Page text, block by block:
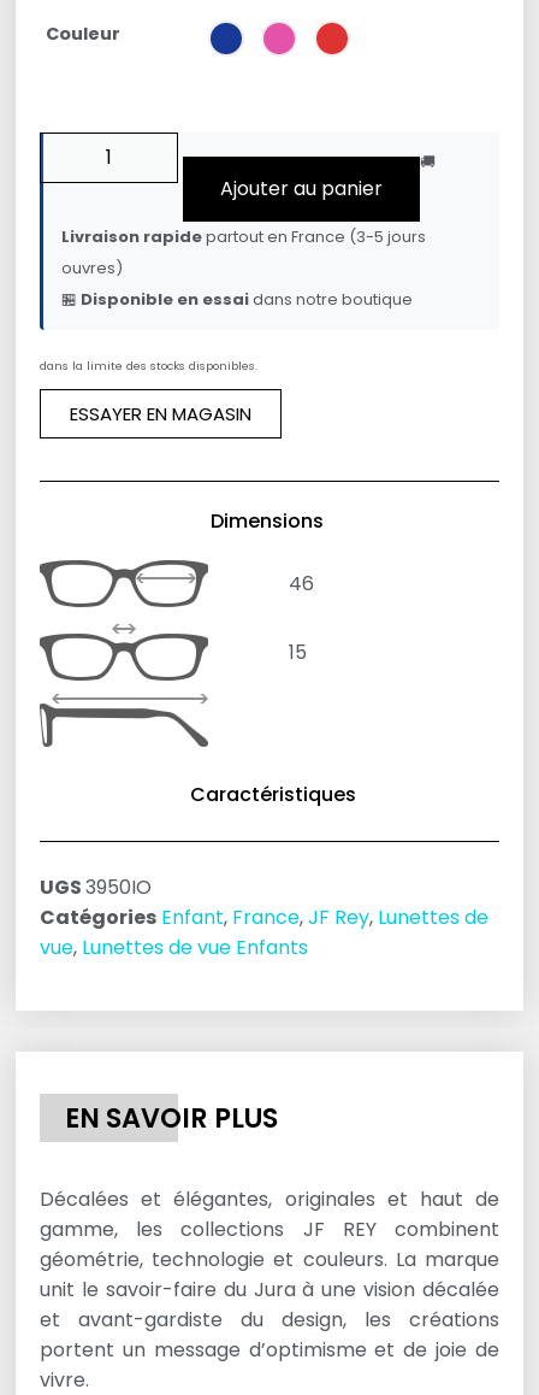
Couleur
Ajouter au panier
🚚
Livraison rapidepartout en France (3-5 jours
ouvres)
🏪 Disponible en essaidans notre boutique
dans la limite des stocks disponibles.
ESSAYER EN MAGASIN
Dimensions
46
15
Caractéristiques
UGS3950IO
Catégories Enfant, France,JF Rey, Lunettes de
vue, Lunettes de vue Enfants
EN SAVOIR PLUS
Décalées et élégantes, originales et haut de
gamme, les collections JF REY combinent
géométrie, technologie et couleurs. La marque
unit le savoir-faire du Jura à une vision décalée
et avant-gardiste du design, les créations
portent un message d’optimisme et de joie de
vivre.